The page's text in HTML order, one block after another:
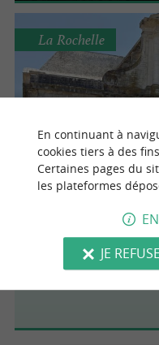
La Rochelle
En continuant à
cookies tiers à des
Certaines pages du
les plateformes
JE REFUSE